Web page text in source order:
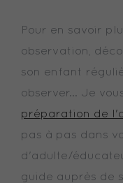
Pour en savoir
observation,
son enfant
observer... Je
préparation de
pas à pas dans
d'adulte/
guide auprès de